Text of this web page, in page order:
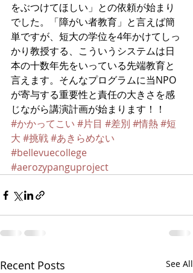
をぶつけてほしい」との依頼が始まり
でした。「障がい者教育」と言えば簡
単ですが、短大の学位を4年かけてしっ
かり教授する、こういうシステムは日
本の十数年先をいっている先端教育と
言えます。そんなプログラムに当NPO
が寄与する重要性と責任の大きさを感
じながら講演計画が始まります！！
#かかってこい #片目 #差別 #情熱#短
大 #挑戦#あきらめない
#bellevuecollege
#aerozypanguproject
Recent Posts See All